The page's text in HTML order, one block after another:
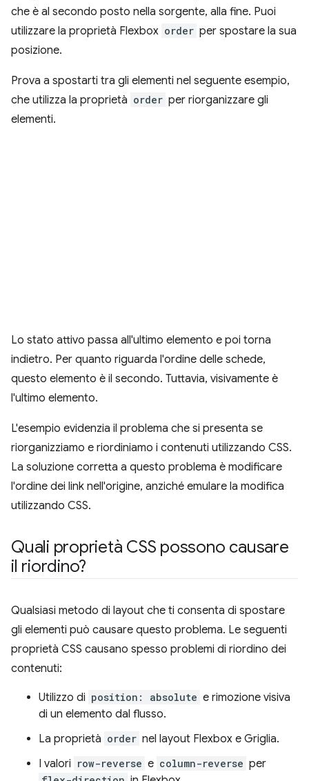
che è al secondo posto nella sorgente, alla fine. Puoi
utilizzare la proprietà Flexbox order per spostare la sua
posizione.
Prova a spostarti tra gli elementi nel seguente esempio,
che utilizza la proprietà order per riorganizzare gli
elementi.
Lo stato attivo passa all'ultimo elemento e poi torna
indietro. Per quanto riguarda l'ordine delle schede,
questo elemento è il secondo. Tuttavia, visivamente è
l'ultimo elemento.
L'esempio evidenzia il problema che si presenta se
riorganizziamo e riordiniamo i contenuti utilizzando CSS.
La soluzione corretta a questo problema è modificare
l'ordine dei link nell'origine, anziché emulare la modifica
utilizzando CSS.
Quali proprietà CSS possono causare
il riordino?
Qualsiasi metodo di layout che ti consenta di spostare
gli elementi può causare questo problema. Le seguenti
proprietà CSS causano spesso problemi di riordino dei
contenuti:
Utilizzo di position: absolute e rimozione visiva
di un elemento dal flusso.
La proprietà order nel layout Flexbox e Griglia.
I valori row-reverse e column-reverse per